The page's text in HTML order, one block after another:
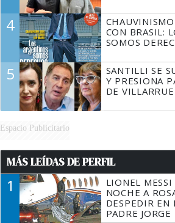
4
CON BRASIL:
SOMOS
5
SANTILLI SE
Y PRESIONA
DE
Espacio Publicitario
MÁS LEÍDAS DE PERFIL
1
LIONEL
NOCHE A
DESPEDIR EN
PADRE JORGE